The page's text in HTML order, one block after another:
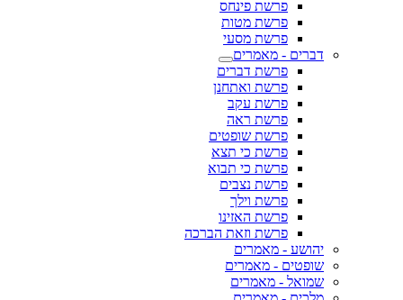
פרשת פינחס
פרשת מטות
פרשת מסעי
דברים - מאמרים
פרשת דברים
פרשת ואתחנן
פרשת עקב
פרשת ראה
פרשת שופטים
פרשת כי תצא
פרשת כי תבוא
פרשת נצבים
פרשת וילך
פרשת האזינו
פרשת וזאת הברכה
יהושע - מאמרים
שופטים - מאמרים
שמואל - מאמרים